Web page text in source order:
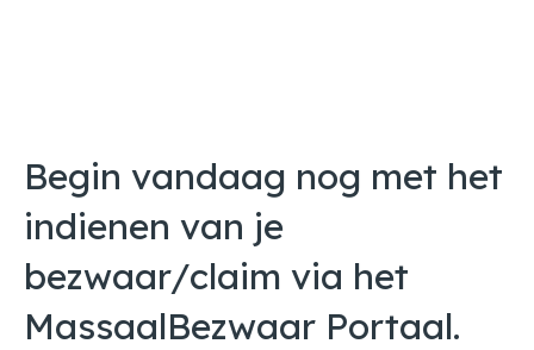
Begin vandaag nog met het
indienen van je
bezwaar/claim via het
MassaalBezwaar Portaal.